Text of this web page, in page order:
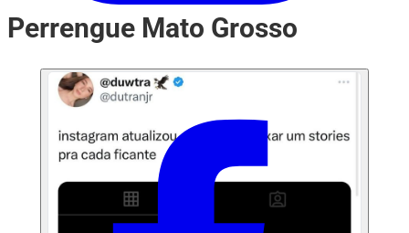
Perrengue Mato Grosso